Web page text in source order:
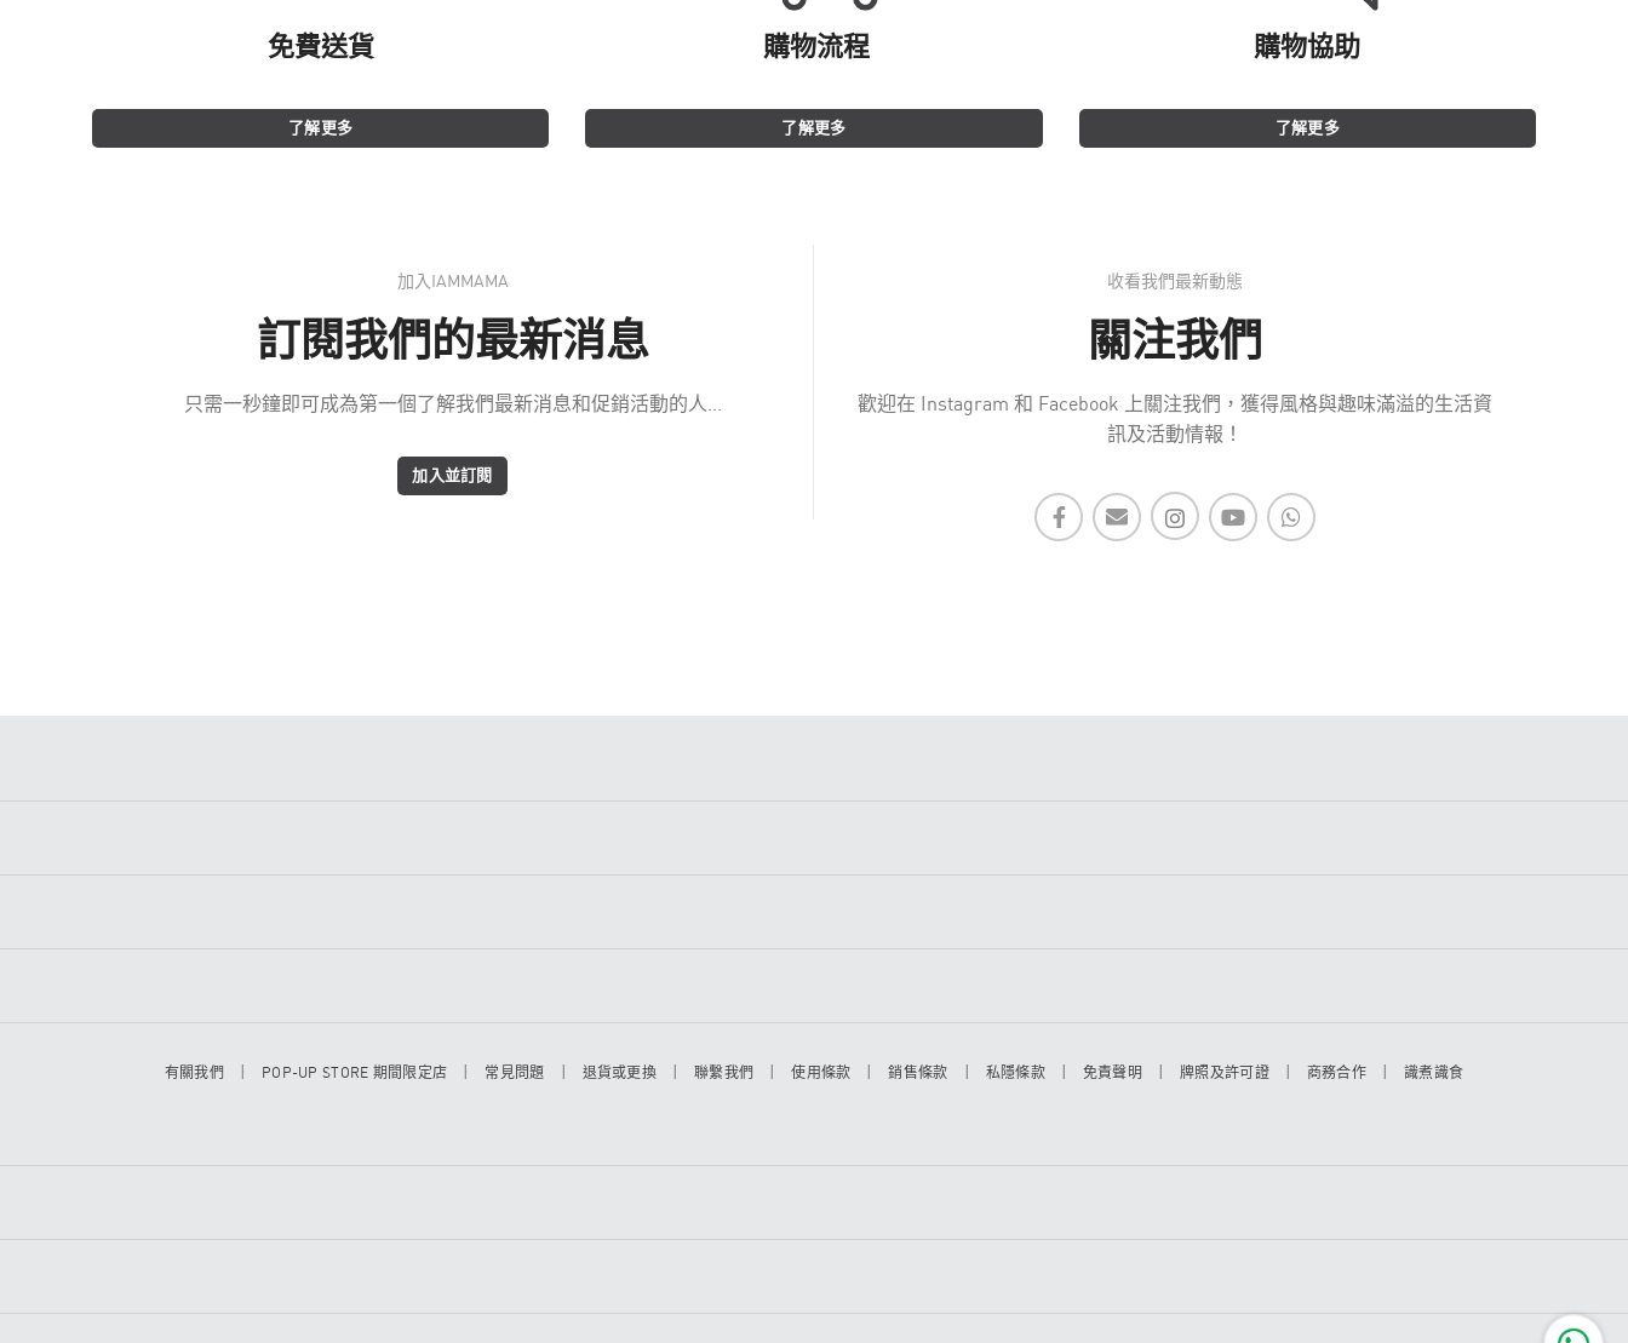
免費送貨
了解更多
購物流程
了解更多
購物協助
了解更多
加入IAMMAMA
訂閱我們的最新消息
只需一秒鐘即可成為第一個了解我們最新消息和促銷活動的人...
加入並訂閱
收看我們最新動態
關注我們
歡迎在 Instagram 和 Facebook 上關注我們，獲得風格與趣味滿溢的生活資
訊及活動情報！
有關我們 POP-UP STORE 期間限定店 常見問題 退貨或更換 聯繫我們 使用條款 銷售條款 私隱條款 免責聲明 牌照及許可證 商務合作 識煮識食